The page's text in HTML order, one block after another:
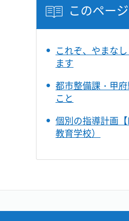
このペー
これぞ、やまな
ます
都市整備課・甲
こと
個別の指導計画
教育学校）